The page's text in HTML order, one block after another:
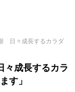
日々成長するカラダ
成長するカラ
す」